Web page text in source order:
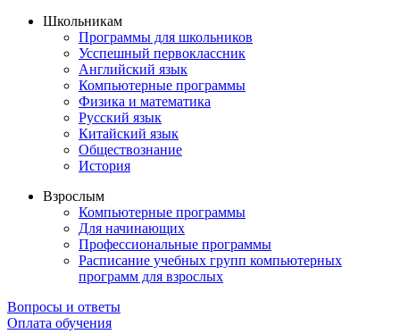
Школьникам
Программы для школьников
Усспешный первоклассник
Английский язык
Компьютерные программы
Физика и математика
Русский язык
Китайский язык
Обществознание
История
Взрослым
Компьютерные программы
Для начинающих
Профессиональные программы
Расписание учебных групп компьютерных
программ для взрослых
Вопросы и ответы
Оплата обучения